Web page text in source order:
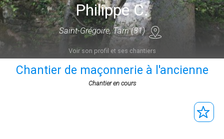
Philippe C.
Saint-Grégoire, Tarn (81)
Voir son profil et ses chantiers
Chantier de maçonnerie à l'ancienne
Chantier en cours